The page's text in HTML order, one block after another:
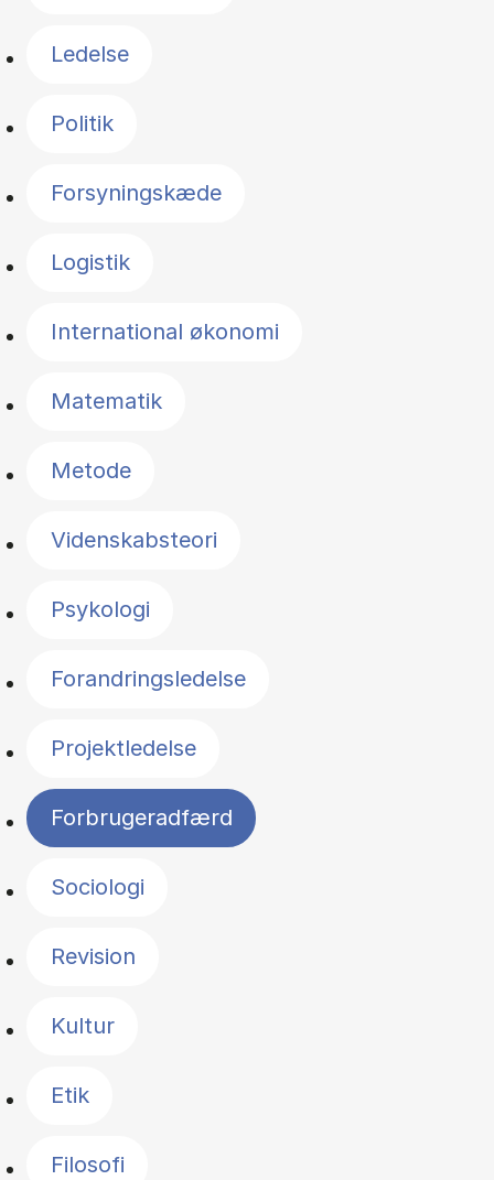
Ledelse
Politik
Forsyningskæde
Logistik
International økonomi
Matematik
Metode
Videnskabsteori
Psykologi
Forandringsledelse
Projektledelse
Forbrugeradfærd
Sociologi
Revision
Kultur
Etik
Filosofi